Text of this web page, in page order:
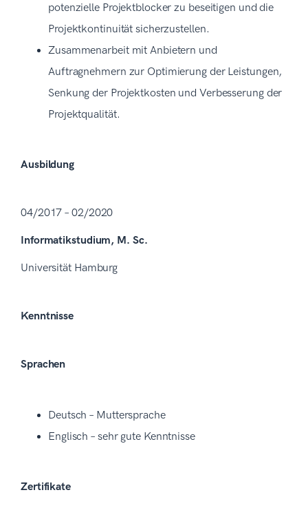
potenzielle Projektblocker zu beseitigen und die
Projektkontinuität sicherzustellen.
Zusammenarbeit mit Anbietern und
Auftragnehmern zur Optimierung der Leistungen,
Senkung der Projektkosten und Verbesserung der
Projektqualität.
Ausbildung
04/2017 – 02/2020
Informatikstudium, M. Sc.
Universität Hamburg
Kenntnisse
Sprachen
Deutsch – Muttersprache
Englisch – sehr gute Kenntnisse
Zertifikate